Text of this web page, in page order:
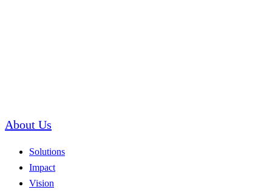
About Us
Solutions
Impact
Vision